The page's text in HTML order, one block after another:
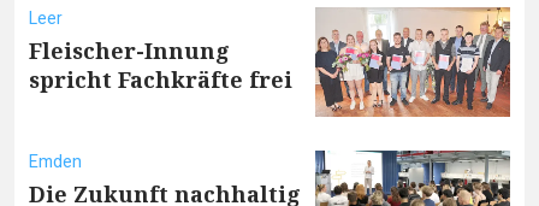
Leer
Fleischer-Innung
spricht Fachkräfte frei
Emden
Die Zukunft nachhaltig